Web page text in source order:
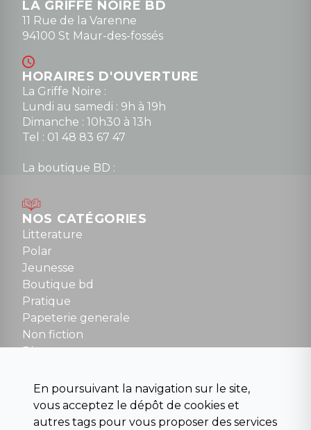
LA GRIFFE NOIRE BD
11 Rue de la Varenne
94100 St Maur-des-fossés
HORAIRES D'OUVERTURE
La Griffe Noire :
Lundi au samedi : 9h à 19h
Dimanche : 10h30 à 13h
Tel : 01 48 83 67 47
La boutique BD :
Mardi au samedi : 10h à 13h / 14h à 19h
Dimanche : 10h30 à 12h30
Tel : 01 48 89 13 88
NOUS CONTACTER
contact@la-griffe-noire.com
NOS CATÉGORIES
Litterature
Polar
Jeunesse
Boutique bd
Pratique
Papeterie generale
Non fiction
Divers
Beaux livres et art
Para scolaire
Histoire
En poursuivant la navigation sur le site,
vous acceptez le dépôt de cookies et
autres tags pour vous proposer des services